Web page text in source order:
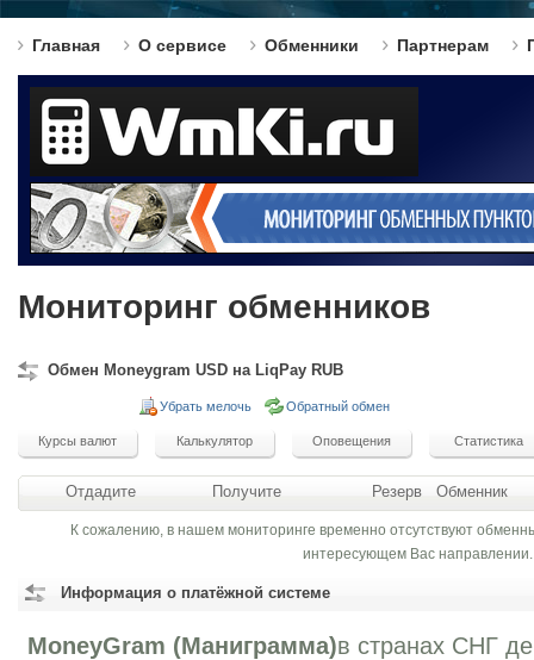
Главная О сервисе Обменники Партнерам
Мониторинг обменников
Обмен Moneygram USD на LiqPay RUB
Убрать мелочь Обратный обмен
Отдадите Получите Резерв Обменник
К сожалению, в нашем мониторинге временно отсутствуют
интересующем Вас направлении.
Информация о платёжной системе
MoneyGram (Маниграмма)в странах СНГ